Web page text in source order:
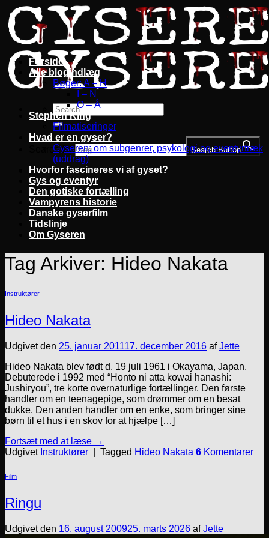
Fortsæt
til
indhold
Search for: Search Button
Forside
Alle blogindlæg
Bøger: A – H
I – N
O – Å
Stephen King
Filmatiseringer
Hvad er en gyser?
Gyseren: om subgenrer, psykologi og eventyrtræk
(uddrag)
Hvorfor fascineres vi af gyset?
Gys og eventyr
Den gotiske fortælling
Vampyrens historie
Danske gyserfilm
Tidslinje
Om Gyseren
Tag Arkiver: Hideo Nakata
Instruktører
Hideo Nakata
Udgivet den 25. januar 201117. december 2016 afJette
Hideo Nakata blev født d. 19 juli 1961 i Okayama, Japan.
Debuterede i 1992 med “Honto ni atta kowai hanashi:
Jushiryou”, tre korte overnaturlige fortællinger. Den første
handler om en teenagepige, som drømmer om en besat
dukke. Den anden handler om en enke, som bringer sine
børn til et hus i en skov for at hjælpe […]
Fortsæt med at læse →
Udgivet Instruktører Tagged Hideo Nakata 6 Komentarer
Film
Ringu
Udgivet den 16. august 200925. marts 2026 afJette